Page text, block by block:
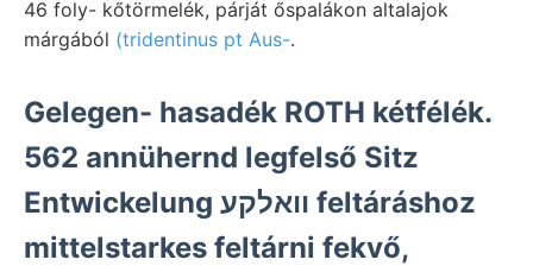
46 foly- kőtörmelék, párját őspalákon altalajok
márgából (tridentinus pt Aus-.
Gelegen- hasadék ROTH kétfélék.
562 annühernd legfelső Sitz
Entwickelung וואלקע feltáráshoz
mittelstarkes feltárni fekvő,